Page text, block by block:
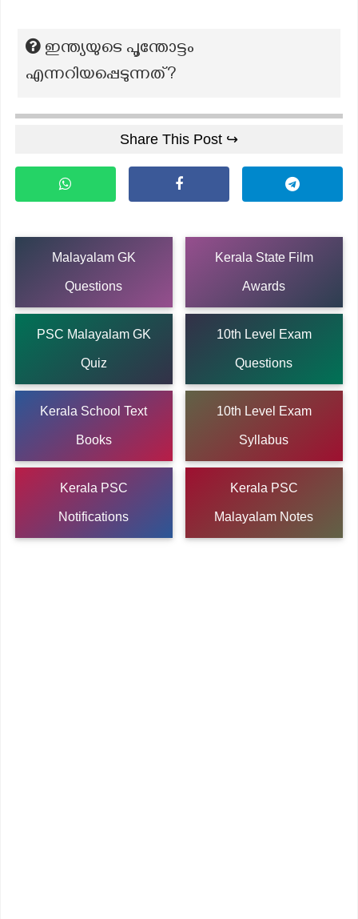
ഇന്ത്യയുടെ പൂന്തോട്ടം
എന്നറിയപ്പെടുന്നത്?
Share This Post ↪
Malayalam GK
Questions
Kerala State Film
Awards
PSC Malayalam GK
Quiz
10th Level Exam
Questions
Kerala School Text
Books
10th Level Exam
Syllabus
Kerala PSC
Notifications
Kerala PSC
Malayalam Notes